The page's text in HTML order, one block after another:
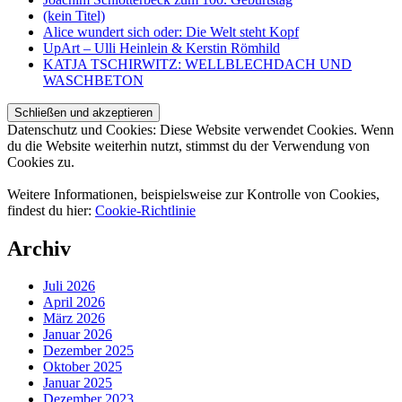
(kein Titel)
Alice wundert sich oder: Die Welt steht Kopf
UpArt – Ulli Heinlein & Kerstin Römhild
KATJA TSCHIRWITZ: WELLBLECHDACH UND
WASCHBETON
Datenschutz und Cookies: Diese Website verwendet Cookies. Wenn
du die Website weiterhin nutzt, stimmst du der Verwendung von
Cookies zu.
Weitere Informationen, beispielsweise zur Kontrolle von Cookies,
findest du hier: Cookie-Richtlinie
Archiv
Juli 2026
April 2026
März 2026
Januar 2026
Dezember 2025
Oktober 2025
Januar 2025